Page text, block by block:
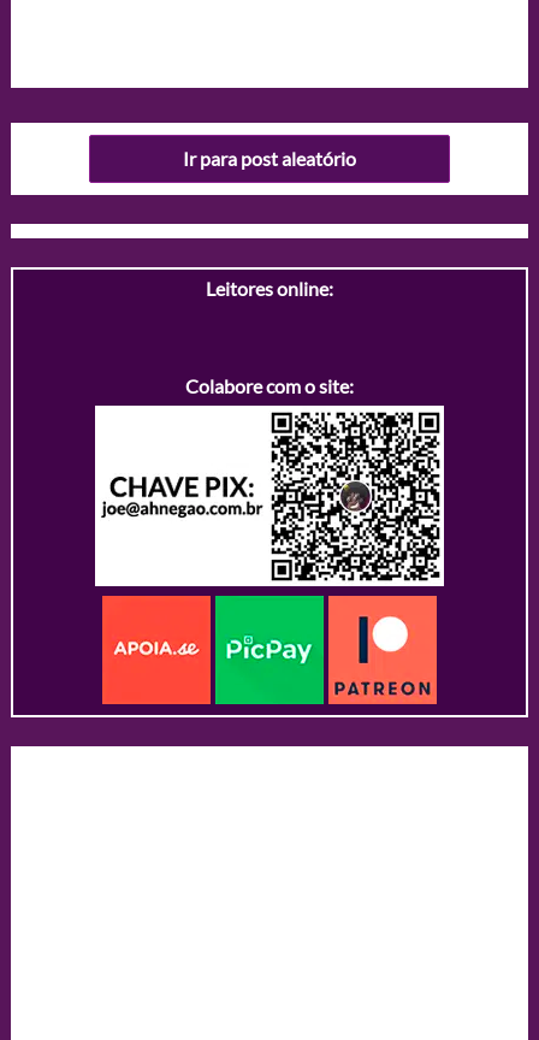
Ir para post aleatório
Leitores online:
Colabore com o site: